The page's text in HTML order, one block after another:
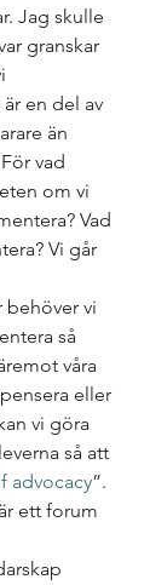
Jag skulle
granskar
en del av
än
vad
om vi
Vad
Vi går
behöver vi
så
våra
eller
vi göra
så att
advocacy”.
ett forum